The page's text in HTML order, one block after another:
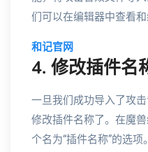
们可以在编辑器中查看和
和记官网
4. 修改插件名
一旦我们成功导入了攻
修改插件名称了。在魔
个名为“插件名称”的选